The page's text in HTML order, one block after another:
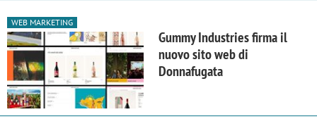
WEB MARKETING
Gummy Industries firma il
nuovo sito web di
Donnafugata